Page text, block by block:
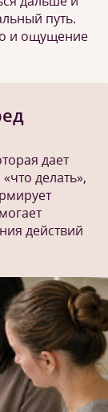
дает
делать»,
действий
путь.
и ощущение